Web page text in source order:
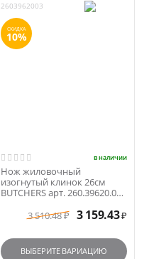
2603962003
СКИДКА
10%
в наличии
Нож жиловочный
изогнутый клинок 26см
BUTCHERS арт. 260.39620.03
3 510.48 ₽ 3 159.43 ₽
ВЫБЕРИТЕ ВАРИАЦИЮ